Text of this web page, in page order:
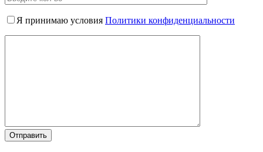
Я принимаю условия Политики конфиденциальности